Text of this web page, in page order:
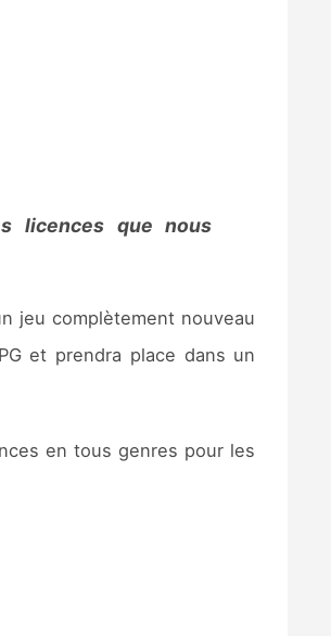
licences que nous
jeu complètement nouveau
et prendra place dans un
en tous genres pour les